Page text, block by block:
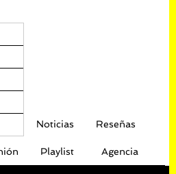
Noticias Reseñas
Playlist Agencia